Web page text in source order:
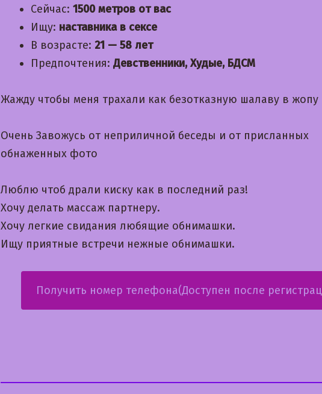
Сейчас: 1500 метров от вас
Ищу: наставника в сексе
В возрасте: 21 — 58 лет
Предпочтения: Девственники, Худые, БДСМ
Жажду чтобы меня трахали как безотказную шалаву в жопу
Очень Завожусь от неприличной беседы и от присланных
обнаженных фото
Люблю чтоб драли киску как в последний раз!
Хочу делать массаж партнеру.
Хочу легкие свидания любящие обнимашки.
Ищу приятные встречи нежные обнимашки.
Получить номер телефона(Доступен после